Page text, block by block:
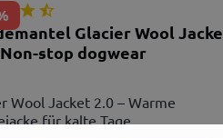
Glacier Wool
Non-stop dogwear
Wool Jacket 2.0 – Warme
für kalte Tage